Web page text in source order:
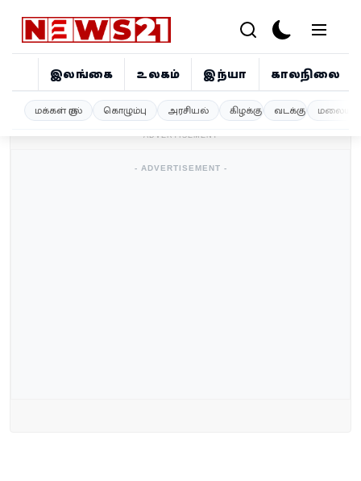
இலங்கை உலகம் இந்தியா காலநிலை
மக்கள் குரல் கொழும்பு அரசியல் கிழக்கு வடக்கு
இலங்கை
- ADVERTISEMENT -
- ADVERTISEMENT -